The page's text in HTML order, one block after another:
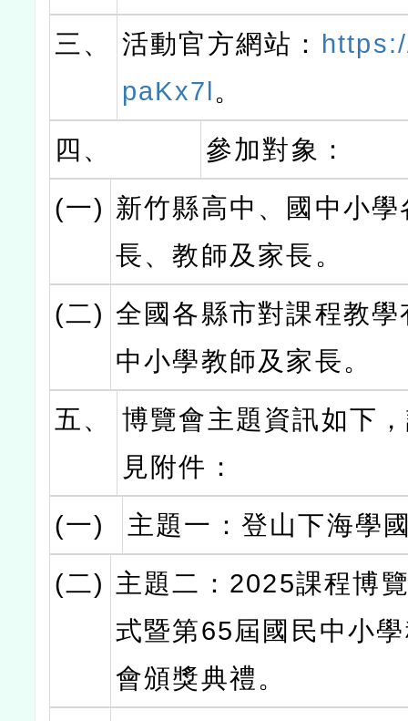
三、 活動官方網站：
paKx7l。
四、
參加對象：
(一) 新竹縣高中、國中小學
長、教師及家長。
(二) 全國各縣市對課程教學
中小學教師及家長。
五、
博覽會主題資訊如下
見附件：
(一)
主題一：登山下海學
(二) 主題二：2025課程博
式暨第65屆國民中小
會頒獎典禮。